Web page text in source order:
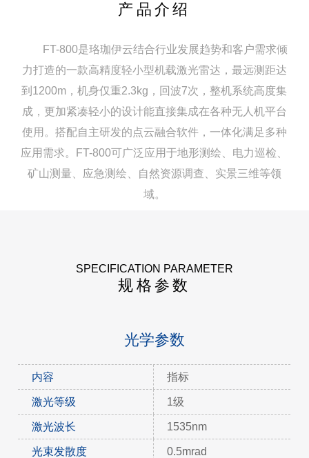
产品介绍
FT-800是珞珈伊云结合行业发展趋势和客户需求倾
力打造的一款高精度轻小型机载激光雷达，最远测距达
到1200m，机身仅重2.3kg，回波7次，整机系统高度集
成，更加紧凑轻小的设计能直接集成在各种无人机平台
使用。搭配自主研发的点云融合软件，一体化满足多种
应用需求。FT-800可广泛应用于地形测绘、电力巡检、
矿山测量、应急测绘、自然资源调查、实景三维等领
域。
SPECIFICATION PARAMETER
规格参数
光学参数
内容 指标
激光等级 1级
激光波长 1535nm
光束发散度 0.5mrad